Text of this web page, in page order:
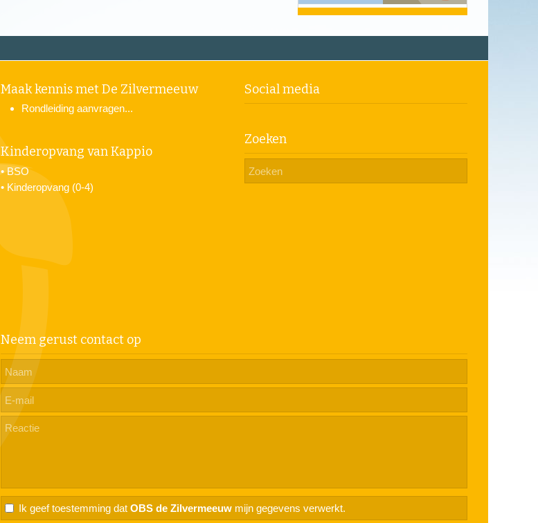
Maak kennis met De Zilvermeeuw
Rondleiding aanvragen...
Kinderopvang van Kappio
•BSO
• Kinderopvang (0-4)
Social media
Zoeken
Neem gerust contact op
Ik geef toestemming dat OBS de Zilvermeeuw mijn gegevens verwerkt.